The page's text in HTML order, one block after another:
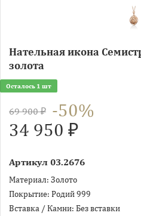
Нательная икона Семистрельная из красного
золота
Осталось 1 шт
69 900 ₽ -50%
34 950 ₽
Артикул 03.2676
Материал: Золото
Покрытие: Родий 999
Вставка / Камни: Без вставки